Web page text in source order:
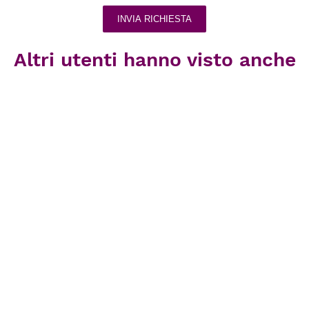
INVIA RICHIESTA
Altri utenti hanno visto anche